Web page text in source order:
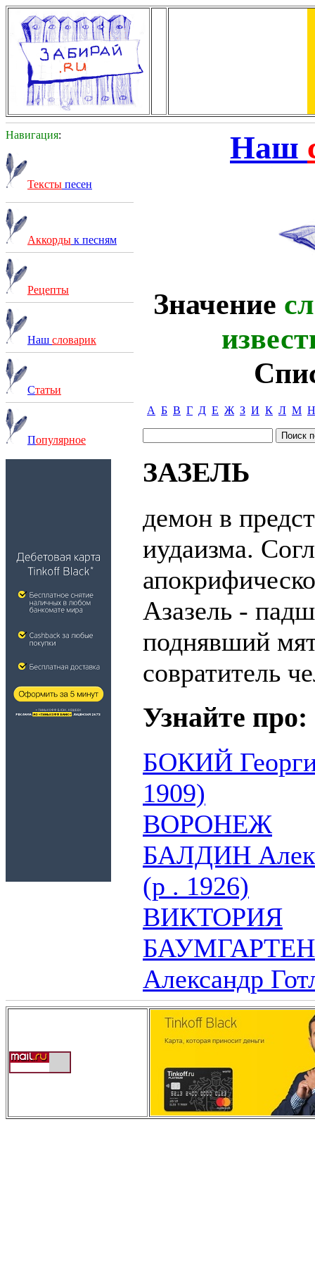
Навигация:
Тексты песен
Аккорды к песням
Рецепты
Наш словарик
Статьи
Популярное
Наш
Значение
А Б В Г Д Е Ж З И К Л М Н
ЗАЗЕЛЬ
демон в
иудаизма.
Азазель -
поднявший
совратитель
Узнайте про:
БОКИЙ
1909)
ВОРОНЕЖ
БАЛДИН
(р . 1926)
ВИКТОРИЯ
БАУМГАРТЕН
Александр